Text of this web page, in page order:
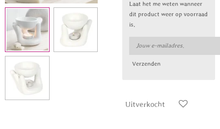
Laat het me weten wanneer
dit product weer op voorraad
is.
Verzenden
Uitverkocht